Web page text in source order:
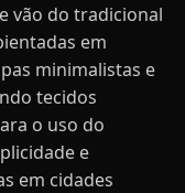
vão do tradicional
em
minimalistas e
tecidos
o uso do
e
em cidades